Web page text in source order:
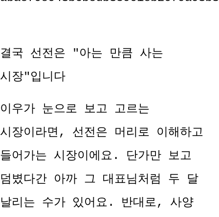
결국 선전은 "아는 만큼 사는
시장"입니다
이우가 눈으로 보고 고르는
시장이라면, 선전은 머리로 이해하고
들어가는 시장이에요. 단가만 보고
덤볐다간 아까 그 대표님처럼 두 달
날리는 수가 있어요. 반대로, 사양